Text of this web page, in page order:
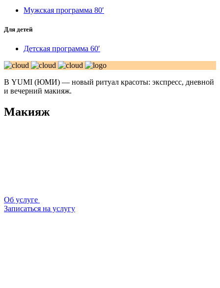
Мужская программа 80′
Для детей
Детская программа 60′
В YUMI (ЮМИ) — новый ритуал красоты: экспресс, дневной
и вечерний макияж.
Макияж
Об услуге
Записаться на услугу